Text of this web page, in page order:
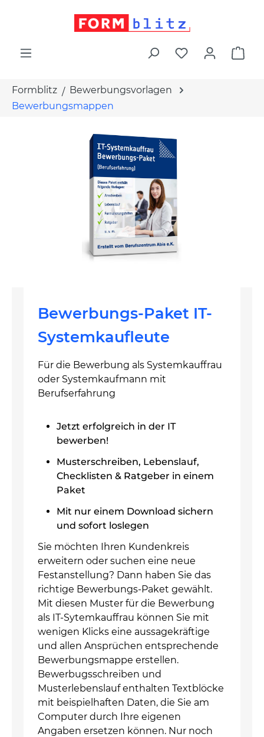
Formblitz
Bewerbungsvorlagen
Bewerbungsmappen
Bewerbungs-Paket IT-
Systemkaufleute
Für die Bewerbung als Systemkauffrau
oder Systemkaufmann mit
Berufserfahrung
Jetzt erfolgreich in der IT
bewerben!
Musterschreiben, Lebenslauf,
Checklisten & Ratgeber in einem
Paket
Mit nur einem Download sichern
und sofort loslegen
Sie möchten Ihren Kundenkreis
erweitern oder suchen eine neue
Festanstellung? Dann haben Sie das
richtige Bewerbungs-Paket gewählt.
Mit diesen Muster für die Bewerbung
als IT-Sytemkauffrau können Sie mit
wenigen Klicks eine aussagekräftige
und allen Ansprüchen entsprechende
Bewerbungsmappe erstellen.
Bewerbugsschreiben und
Musterlebenslauf enthalten Textblöcke
mit beispielhaften Daten, die Sie am
Computer durch Ihre eigenen
Angaben ersetzen können. Nur noch